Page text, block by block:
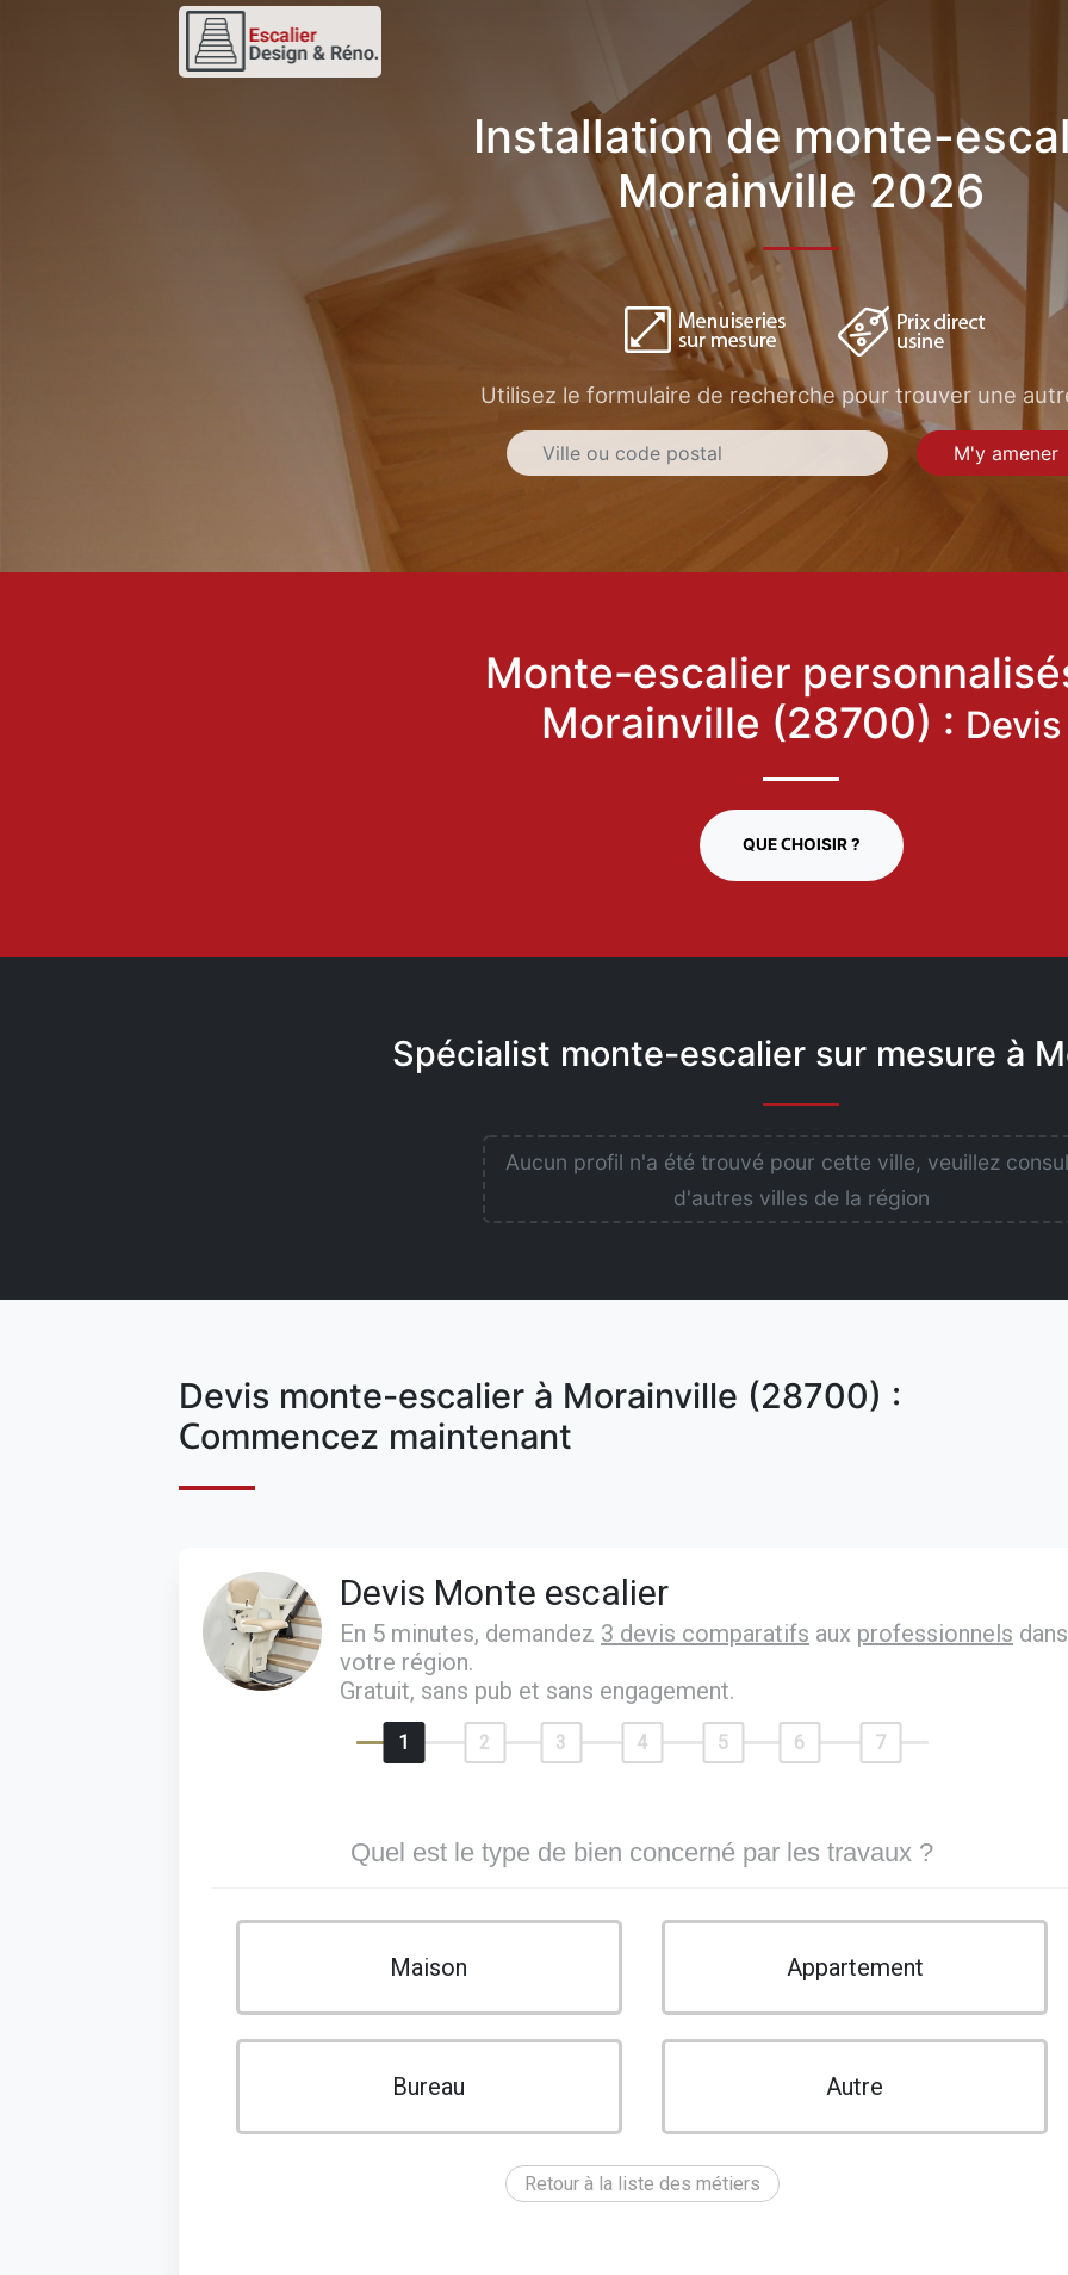
Installation de monte-
Morainville 2026
Utilisez le formulaire de recherche pour trouver une
M'y amener
Monte-escalier
Morainville (28700) : Devis
QUE CHOISIR ?
Spécialist monte-escalier sur mesure à
Aucun profil n'a été trouvé pour cette ville, veuillez
d'autres villes de la région
Devis monte-escalier à Morainville (28700) :
Commencez maintenant
Devis Monte escalier
En 5 minutes, demandez 3 devis comparatifs aux professionnels dans
votre région.
Gratuit, sans pub et sans engagement.
1 2 3 4 5 6 7
Quel est le type de bien concerné par les travaux ?
Maison Appartement
Bureau Autre
Retour à la liste des métiers